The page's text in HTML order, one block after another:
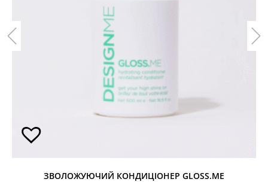
ЗВОЛОЖУЮЧИЙ КОНДИЦІОНЕР GLOSS.ME